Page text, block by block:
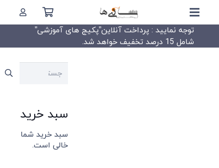
توجه نمایید : پرداخت آنلاین”پکیج های آموزشی”
شامل 15 درصد تخفیف خواهد شد.
جستجو
سبد خرید
سبد خرید شما
خالی است.